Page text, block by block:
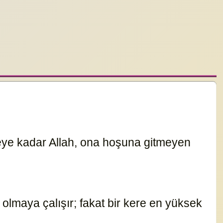
kadar Allah, ona hoşuna gitmeyen
çalışır; fakat bir kere en yüksek